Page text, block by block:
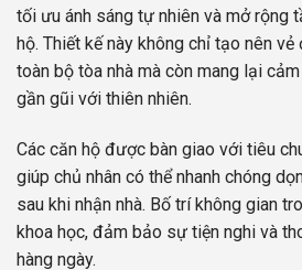
tối ưu ánh sáng tự nhiên và mở rộng
hộ. Thiết kế này không chỉ tạo nên
toàn bộ tòa nhà mà còn mang lại
gần gũi với thiên nhiên.
Các căn hộ được bàn giao với tiêu
giúp chủ nhân có thể nhanh chóng
sau khi nhận nhà. Bố trí không gian
khoa học, đảm bảo sự tiện nghi và
hàng ngày.